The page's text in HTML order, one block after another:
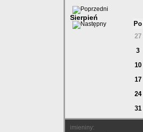
Sierpień
Po
27
3
10
17
24
31
imieniny: